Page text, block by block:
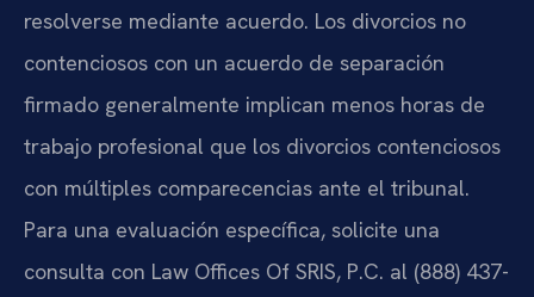
resolverse mediante acuerdo. Los divorcios no
contenciosos con un acuerdo de separación
firmado generalmente implican menos horas de
trabajo profesional que los divorcios contenciosos
con múltiples comparecencias ante el tribunal.
Para una evaluación específica, solicite una
consulta con Law Offices Of SRIS, P.C. al (888) 437-